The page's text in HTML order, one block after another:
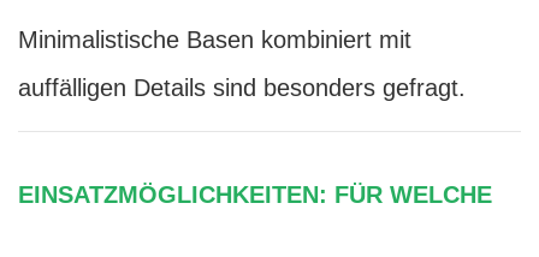
Minimalistische Basen kombiniert mit
auffälligen Details sind besonders gefragt.
EINSATZMÖGLICHKEITEN: FÜR WELCHE